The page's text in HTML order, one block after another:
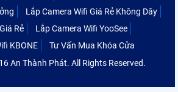
Lắp Camera Wifi Giá Rẻ Không Dây
Rẻ
Lắp Camera Wifi YooSee
KBONE
Tư Vấn Mua Khóa Cửa
An Thành Phát. All Rights Reserved.